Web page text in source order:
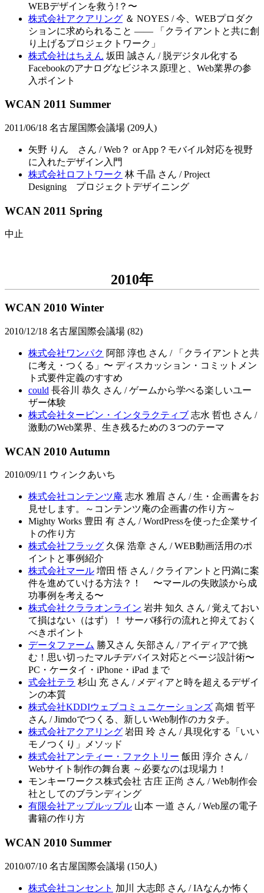
WEBデザインを救う!？〜
株式会社アクアリング ＆ NOYES / 今、WEBプロダク
ションに求められること ―― 「クライアントと共に創
り上げるプロジェクトワーク」
株式会社はちえん 坂田 誠さん / 脱デジタル化する
Facebookのアナログなビジネス原理と、Web業界の参
入ポイント
WCAN 2011 Summer
2011/06/18 名古屋国際会議場 (209人)
矢野 りん さん / Web？ or App？モバイル対応を視野
に入れたデザイン入門
株式会社ロフトワーク 林 千晶 さん / Project
Designing プロジェクトデザイニング
WCAN 2011 Spring
中止
2010年
WCAN 2010 Winter
2010/12/18 名古屋国際会議場 (82)
株式会社ワンパク 阿部 淳也 さん / 「クライアントと共
に考え・つくる」〜 ディスカッション・コミットメン
ト式要件定義のすすめ
could 長谷川 恭久 さん / ゲームから学べる楽しいユー
ザー体験
株式会社タービン・インタラクティブ 志水 哲也 さん /
激動のWeb業界、生き残るための３つのテーマ
WCAN 2010 Autumn
2010/09/11 ウィンクあいち
株式会社コンテンツ庵 志水 雅眉 さん / 生・企画書をお
見せします。～コンテンツ庵の企画書の作り方～
Mighty Works 豊田 有 さん / WordPressを使った企業サイ
トの作り方
株式会社フラッグ 久保 浩章 さん / WEB動画活用のポ
イントと事例紹介
株式会社マール 増田 悟 さん / クライアントと円満に案
件を進めていける方法？！ 〜マールの失敗談から成
功事例を考える〜
株式会社クララオンライン 岩井 知久 さん / 覚えておい
て損はない（はず）！ サーバ移行の流れと抑えておく
べきポイント
データファーム 勝又さん 矢部さん / アイディアで挑
む！思い切ったマルチデバイス対応とページ設計術〜
PC・ケータイ・iPhone・iPad まで
式会社テラ 杉山 充 さん / メディアと時を超えるデザイ
ンの本質
株式会社KDDIウェブコミュニケーションズ 高畑 哲平
さん / Jimdoでつくる、新しいWeb制作のカタチ。
株式会社アクアリング 岩田 玲 さん / 具現化する「いい
モノつくり」メソッド
株式会社アンティー・ファクトリー 飯田 淳介 さん /
Webサイト制作の舞台裏 ～必要なのは現場力！
モンキーワークス株式会社 古庄 正尚 さん / Web制作会
社としてのブランディング
有限会社アップルップル 山本 一道 さん / Web屋の電子
書籍の作り方
WCAN 2010 Summer
2010/07/10 名古屋国際会議場 (150人)
株式会社コンセント 加川 大志郎 さん / IAなんか怖く